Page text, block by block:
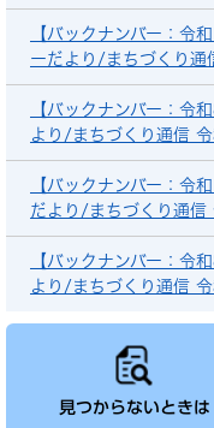
【バックナンバー：令
ーだより/まちづくり通
【バックナンバー：令
より/まちづくり通信
【バックナンバー：令
だより/まちづくり通信
【バックナンバー：令
より/まちづくり通信
見つからないときは